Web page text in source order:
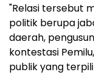
"Relasi tersebut
politik berupa
daerah,
kontestasi
publik yang